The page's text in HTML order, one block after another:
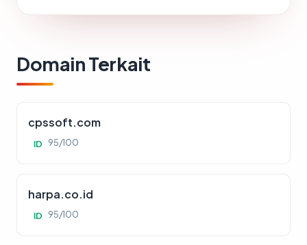
Domain Terkait
cpssoft.com
ID 95/100
harpa.co.id
ID 95/100